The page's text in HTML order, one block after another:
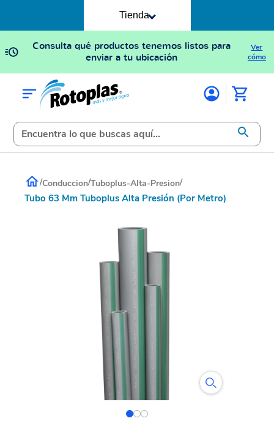
Tienda
Consulta qué productos tenemos listos para
enviar a tu ubicación
Ver
cómo
/Conduccion/Tuboplus-Alta-Presion/
Tubo 63 Mm Tuboplus Alta Presión (Por Metro)